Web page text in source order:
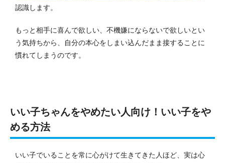
認識します。
もっと相手に喜んで欲しい、不機嫌にならないで欲しいとい
う気持ちから、自分の本心をしまい込んだまま接することに
慣れてしまうのです。
いい子ちゃんをやめたい人向け！いい子をや
める方法
いい子でいることを常に心がけて生きてきた人ほど、実は心